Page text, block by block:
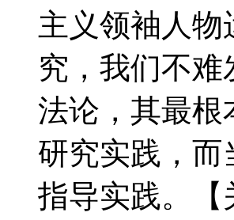
主义领袖人
究，我们不
法论，其最根
研究实践，而
指导实践。【